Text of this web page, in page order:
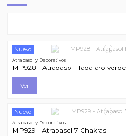
Nuevo
Atrapasol y Decorativos
MP928 - Atrapasol Hada aro verde
Ver
Nuevo
Atrapasol y Decorativos
MP929 - Atrapasol 7 Chakras